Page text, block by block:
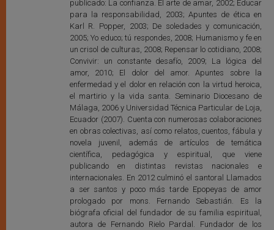
publicado: La confianza. El arte de amar, 2002; Educar
para la responsabilidad, 2003; Apuntes de ética en
Karl R. Popper, 2003; De soledades y comunicación,
2005; Yo educo; tú respondes, 2008; Humanismo y fe en
un crisol de culturas, 2008; Repensar lo cotidiano, 2008;
Convivir: un constante desafío, 2009; La lógica del
amor, 2010; El dolor del amor. Apuntes sobre la
enfermedad y el dolor en relación con la virtud heroica,
el martirio y la vida santa. Seminario Diocesano de
Málaga, 2006 y Universidad Técnica Particular de Loja,
Ecuador (2007). Cuenta con numerosas colaboraciones
en obras colectivas, así como relatos, cuentos, fábula y
novela juvenil, además de artículos de temática
científica, pedagógica y espiritual, que viene
publicando en distintas revistas nacionales e
internacionales. En 2012 culminó el santoral Llamados
a ser santos y poco más tarde Epopeyas de amor
prologado por mons. Fernando Sebastián. Es la
biógrafa oficial del fundador de su familia espiritual,
autora de Fernando Rielo Pardal. Fundador de los